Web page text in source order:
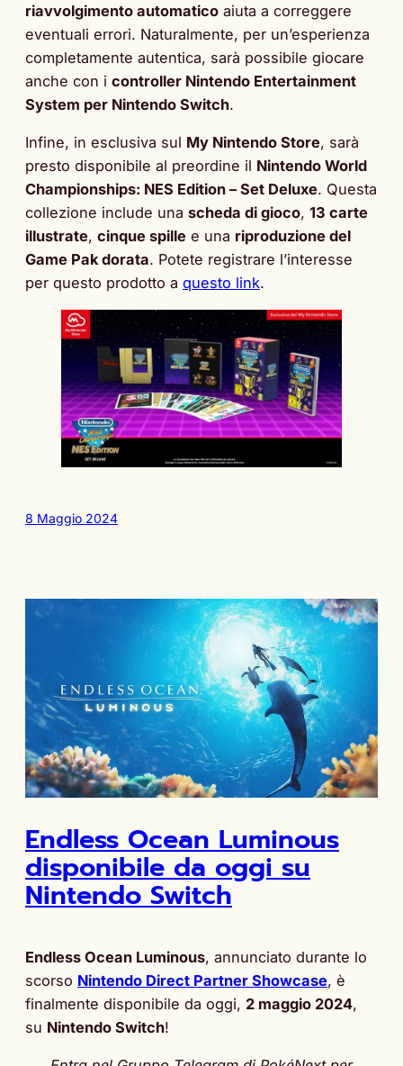
riavvolgimento automatico aiuta a correggere
eventuali errori. Naturalmente, per un’esperienza
completamente autentica, sarà possibile giocare
anche con i controller Nintendo Entertainment
System per Nintendo Switch.
Infine, in esclusiva sul My Nintendo Store, sarà
presto disponibile al preordine il Nintendo World
Championships: NES Edition – Set Deluxe. Questa
collezione include una scheda di gioco, 13 carte
illustrate, cinque spille e una riproduzione del
Game Pak dorata. Potete registrare l’interesse
per questo prodotto a questo link.
8 Maggio 2024
Endless Ocean Luminous
disponibile da oggi su
Nintendo Switch
Endless Ocean Luminous, annunciato durante lo
scorso Nintendo Direct Partner Showcase, è
finalmente disponibile da oggi, 2 maggio 2024,
su Nintendo Switch!